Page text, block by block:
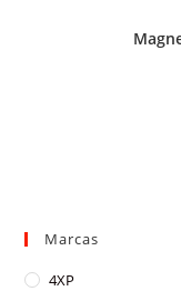
Marcas
4XP